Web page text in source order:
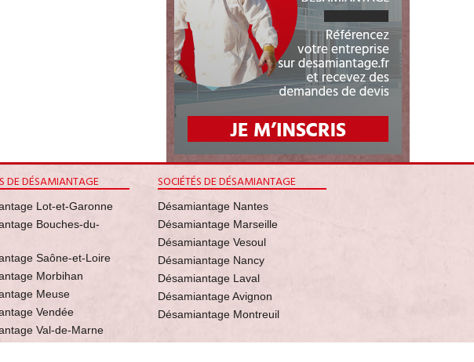
DE DÉSAMIANTAGE
Lot-et-Garonne
Bouches-du-
Saône-et-Loire
Morbihan
Meuse
Vendée
Val-de-Marne
SOCIÉTÉS DE DÉSAMIANTAGE
Désamiantage Nantes
Désamiantage Marseille
Désamiantage Vesoul
Désamiantage Nancy
Désamiantage Laval
Désamiantage Avignon
Désamiantage Montreuil